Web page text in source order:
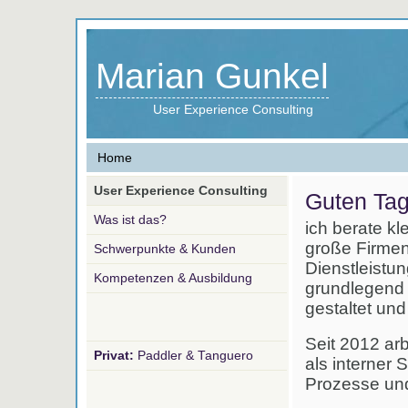
Marian Gunkel
User Experience Consulting
Home
Guten
ich berate
große
gestaltet
Seit 2012
als interner
Prozesse
User Experience Consulting
Was ist das?
Schwerpunkte & Kunden
Kompetenzen & Ausbildung
Privat: Paddler & Tanguero